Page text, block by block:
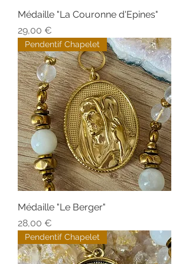
Médaille "La Couronne d'Epines"
Prix
29,00 €
Pendentif Chapelet
Médaille "Le Berger"
Prix
28,00 €
Pendentif Chapelet